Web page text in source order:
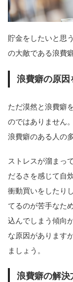
貯金をしたいと思
の大敵である浪費
浪費癖の原因
ただ漠然と浪費癖
のではありません
浪費癖のある人の
ストレスが溜まっ
だるさを感じて自
衝動買いをしたり
てるのが苦手なた
込んでしまう傾向
な原因があります
ましょう。
浪費癖の解決